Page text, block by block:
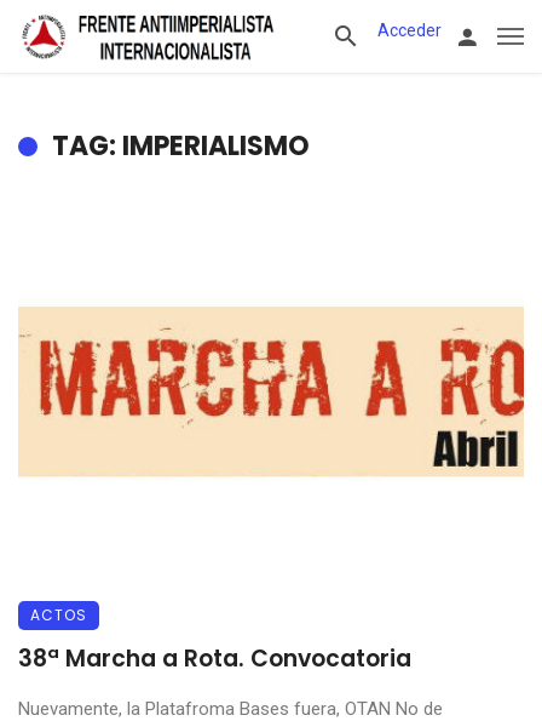
Acceder
TAG: IMPERIALISMO
ACTOS
38ª Marcha a Rota. Convocatoria
Nuevamente, la Platafroma Bases fuera, OTAN No de